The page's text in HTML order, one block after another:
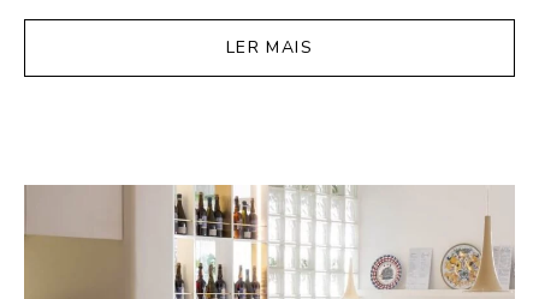
LER MAIS